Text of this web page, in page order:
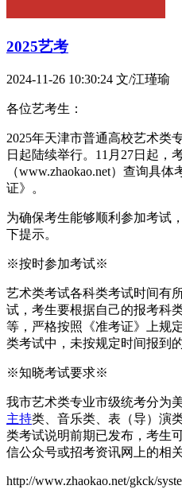
2025艺考
2024-11-26 10:30:24 文/江瑾瑜
各位艺考生：
2025年天津市普通高校艺术类
日起陆续举行。11月27日起，
（www.zhaokao.net）查询具
证》。
为确保考生能够顺利参加考试
下提示。
※按时参加考试※
艺术类考试各科类考试时间有
试，考生要根据自己的报考科
等，严格按照《准考证》上规
类考试中，未按规定时间报到
※知晓考试要求※
我市艺术类专业市级统考分为
主持类、音乐类、表（导）演
类考试说明前期已发布，考生
信公众号或招考资讯网上的相
http://www.zhaokao.net/gkck/